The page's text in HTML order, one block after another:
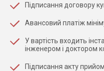
Підписання договору
Авансовий платіж
У вартість входить
інженером і доктором
Підписання акту